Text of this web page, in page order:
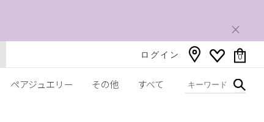
ログイン 0
ペアジュエリー その他 すべて